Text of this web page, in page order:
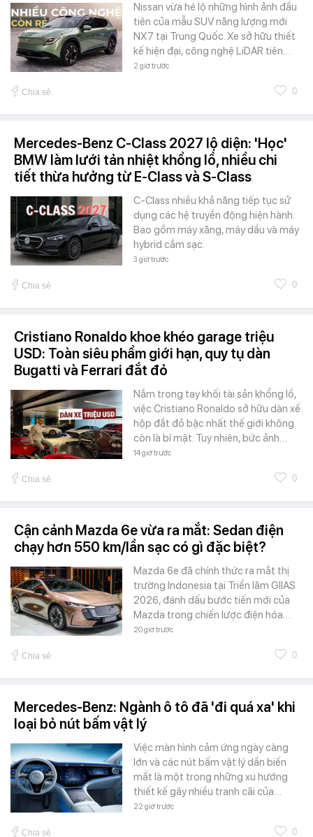
Nissan vừa hé lộ những hình ảnh đầu
tiên của mẫu SUV năng lượng mới
NX7 tại Trung Quốc. Xe sở hữu thiết
kế hiện đại, công nghệ LiDAR tiên…
2 giờ trước
Chia sẻ 0
Mercedes-Benz C-Class 2027 lộ diện: 'Học'
BMW làm lưới tản nhiệt khổng lồ, nhiều chi
tiết thừa hưởng từ E-Class và S-Class
C-Class nhiều khả năng tiếp tục sử
dụng các hệ truyền động hiện hành.
Bao gồm máy xăng, máy dầu và máy
hybrid cắm sạc.
3 giờ trước
Chia sẻ 0
Cristiano Ronaldo khoe khéo garage triệu
USD: Toàn siêu phẩm giới hạn, quy tụ dàn
Bugatti và Ferrari đắt đỏ
Nắm trong tay khối tài sản khổng lồ,
việc Cristiano Ronaldo sở hữu dàn xế
hộp đắt đỏ bậc nhất thế giới không
còn là bí mật. Tuy nhiên, bức ảnh…
14 giờ trước
Chia sẻ 0
Cận cảnh Mazda 6e vừa ra mắt: Sedan điện
chạy hơn 550 km/lần sạc có gì đặc biệt?
Mazda 6e đã chính thức ra mắt thị
trường Indonesia tại Triển lãm GIIAS
2026, đánh dấu bước tiến mới của
Mazda trong chiến lược điện hóa…
20 giờ trước
Chia sẻ 0
Mercedes-Benz: Ngành ô tô đã 'đi quá xa' khi
loại bỏ nút bấm vật lý
Việc màn hình cảm ứng ngày càng
lớn và các nút bấm vật lý dần biến
mất là một trong những xu hướng
thiết kế gây nhiều tranh cãi của…
22 giờ trước
Chia sẻ 0